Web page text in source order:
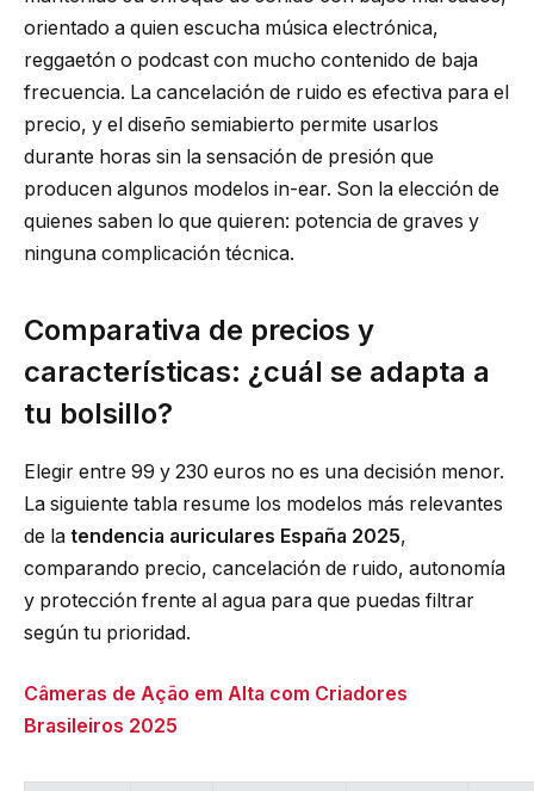
orientado a quien escucha música electrónica,
reggaetón o podcast con mucho contenido de baja
frecuencia. La cancelación de ruido es efectiva para el
precio, y el diseño semiabierto permite usarlos
durante horas sin la sensación de presión que
producen algunos modelos in-ear. Son la elección de
quienes saben lo que quieren: potencia de graves y
ninguna complicación técnica.
Comparativa de precios y
características: ¿cuál se adapta a
tu bolsillo?
Elegir entre 99 y 230 euros no es una decisión menor.
La siguiente tabla resume los modelos más relevantes
de la tendencia auriculares España 2025,
comparando precio, cancelación de ruido, autonomía
y protección frente al agua para que puedas filtrar
según tu prioridad.
Câmeras de Ação em Alta com Criadores
Brasileiros 2025